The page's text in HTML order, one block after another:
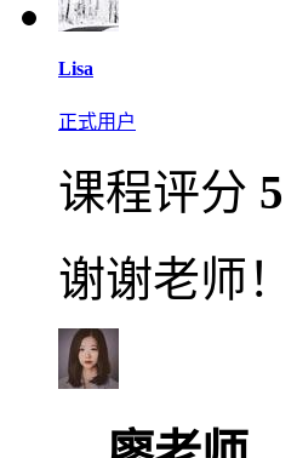
Lisa
正式用户
课程评分 5
谢谢老师！